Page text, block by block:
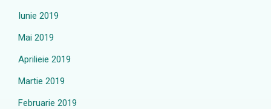
Iunie 2019
Mai 2019
Aprilieie 2019
Martie 2019
Februarie 2019